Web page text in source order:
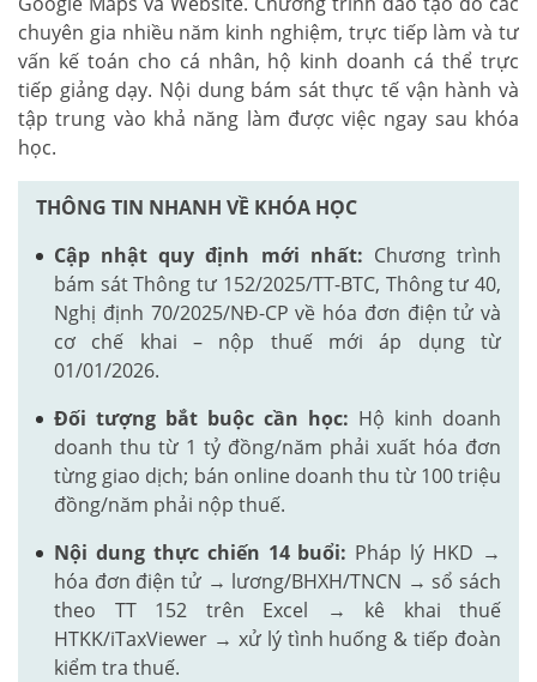
chuyên gia nhiều năm kinh nghiệm, trực tiếp làm và tư
vấn kế toán cho cá nhân, hộ kinh doanh cá thể trực
tiếp giảng dạy. Nội dung bám sát thực tế vận hành và
tập trung vào khả năng làm được việc ngay sau khóa
học.
THÔNG TIN NHANH VỀ KHÓA HỌC
Cập nhật quy định mới nhất: Chương trình
bám sát Thông tư 152/2025/TT-BTC, Thông tư 40,
Nghị định 70/2025/NĐ-CP về hóa đơn điện tử và
cơ chế khai – nộp thuế mới áp dụng từ
01/01/2026.
Đối tượng bắt buộc cần học: Hộ kinh doanh
doanh thu từ 1 tỷ đồng/năm phải xuất hóa đơn
từng giao dịch; bán online doanh thu từ 100 triệu
đồng/năm phải nộp thuế.
Nội dung thực chiến 14 buổi: Pháp lý HKD →
hóa đơn điện tử → lương/BHXH/TNCN → sổ sách
theo TT 152 trên Excel → kê khai thuế
HTKK/iTaxViewer → xử lý tình huống & tiếp đoàn
kiểm tra thuế.